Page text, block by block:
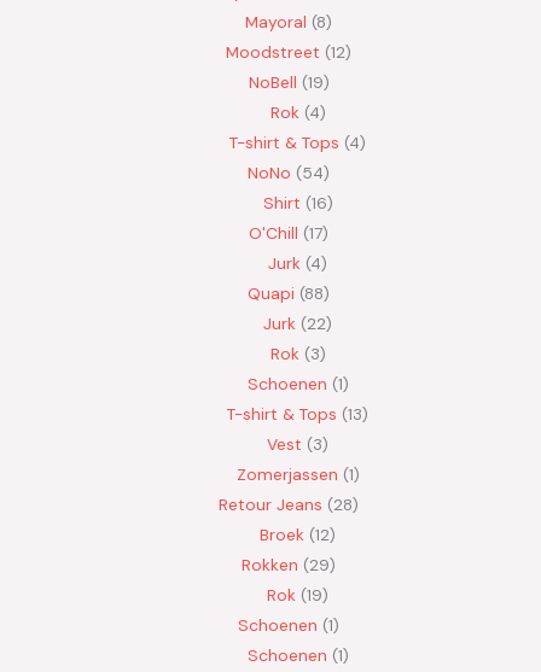
Mayoral 8
Moodstreet 12
NoBell 19
Rok 4
T-shirt & Tops 4
NoNo
54
Shirt 16
O'Chill 17
Jurk 4
Quapi 88
Jurk
22
Rok 3
Schoenen 1
T-shirt & Tops 13
Vest
3
Zomerjassen 1
Retour Jeans
28
Broek 12
Rokken
29
Rok 19
Schoenen 1
Schoenen 1